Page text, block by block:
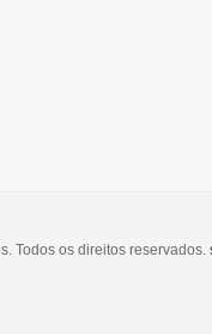
Todos os direitos reservados.